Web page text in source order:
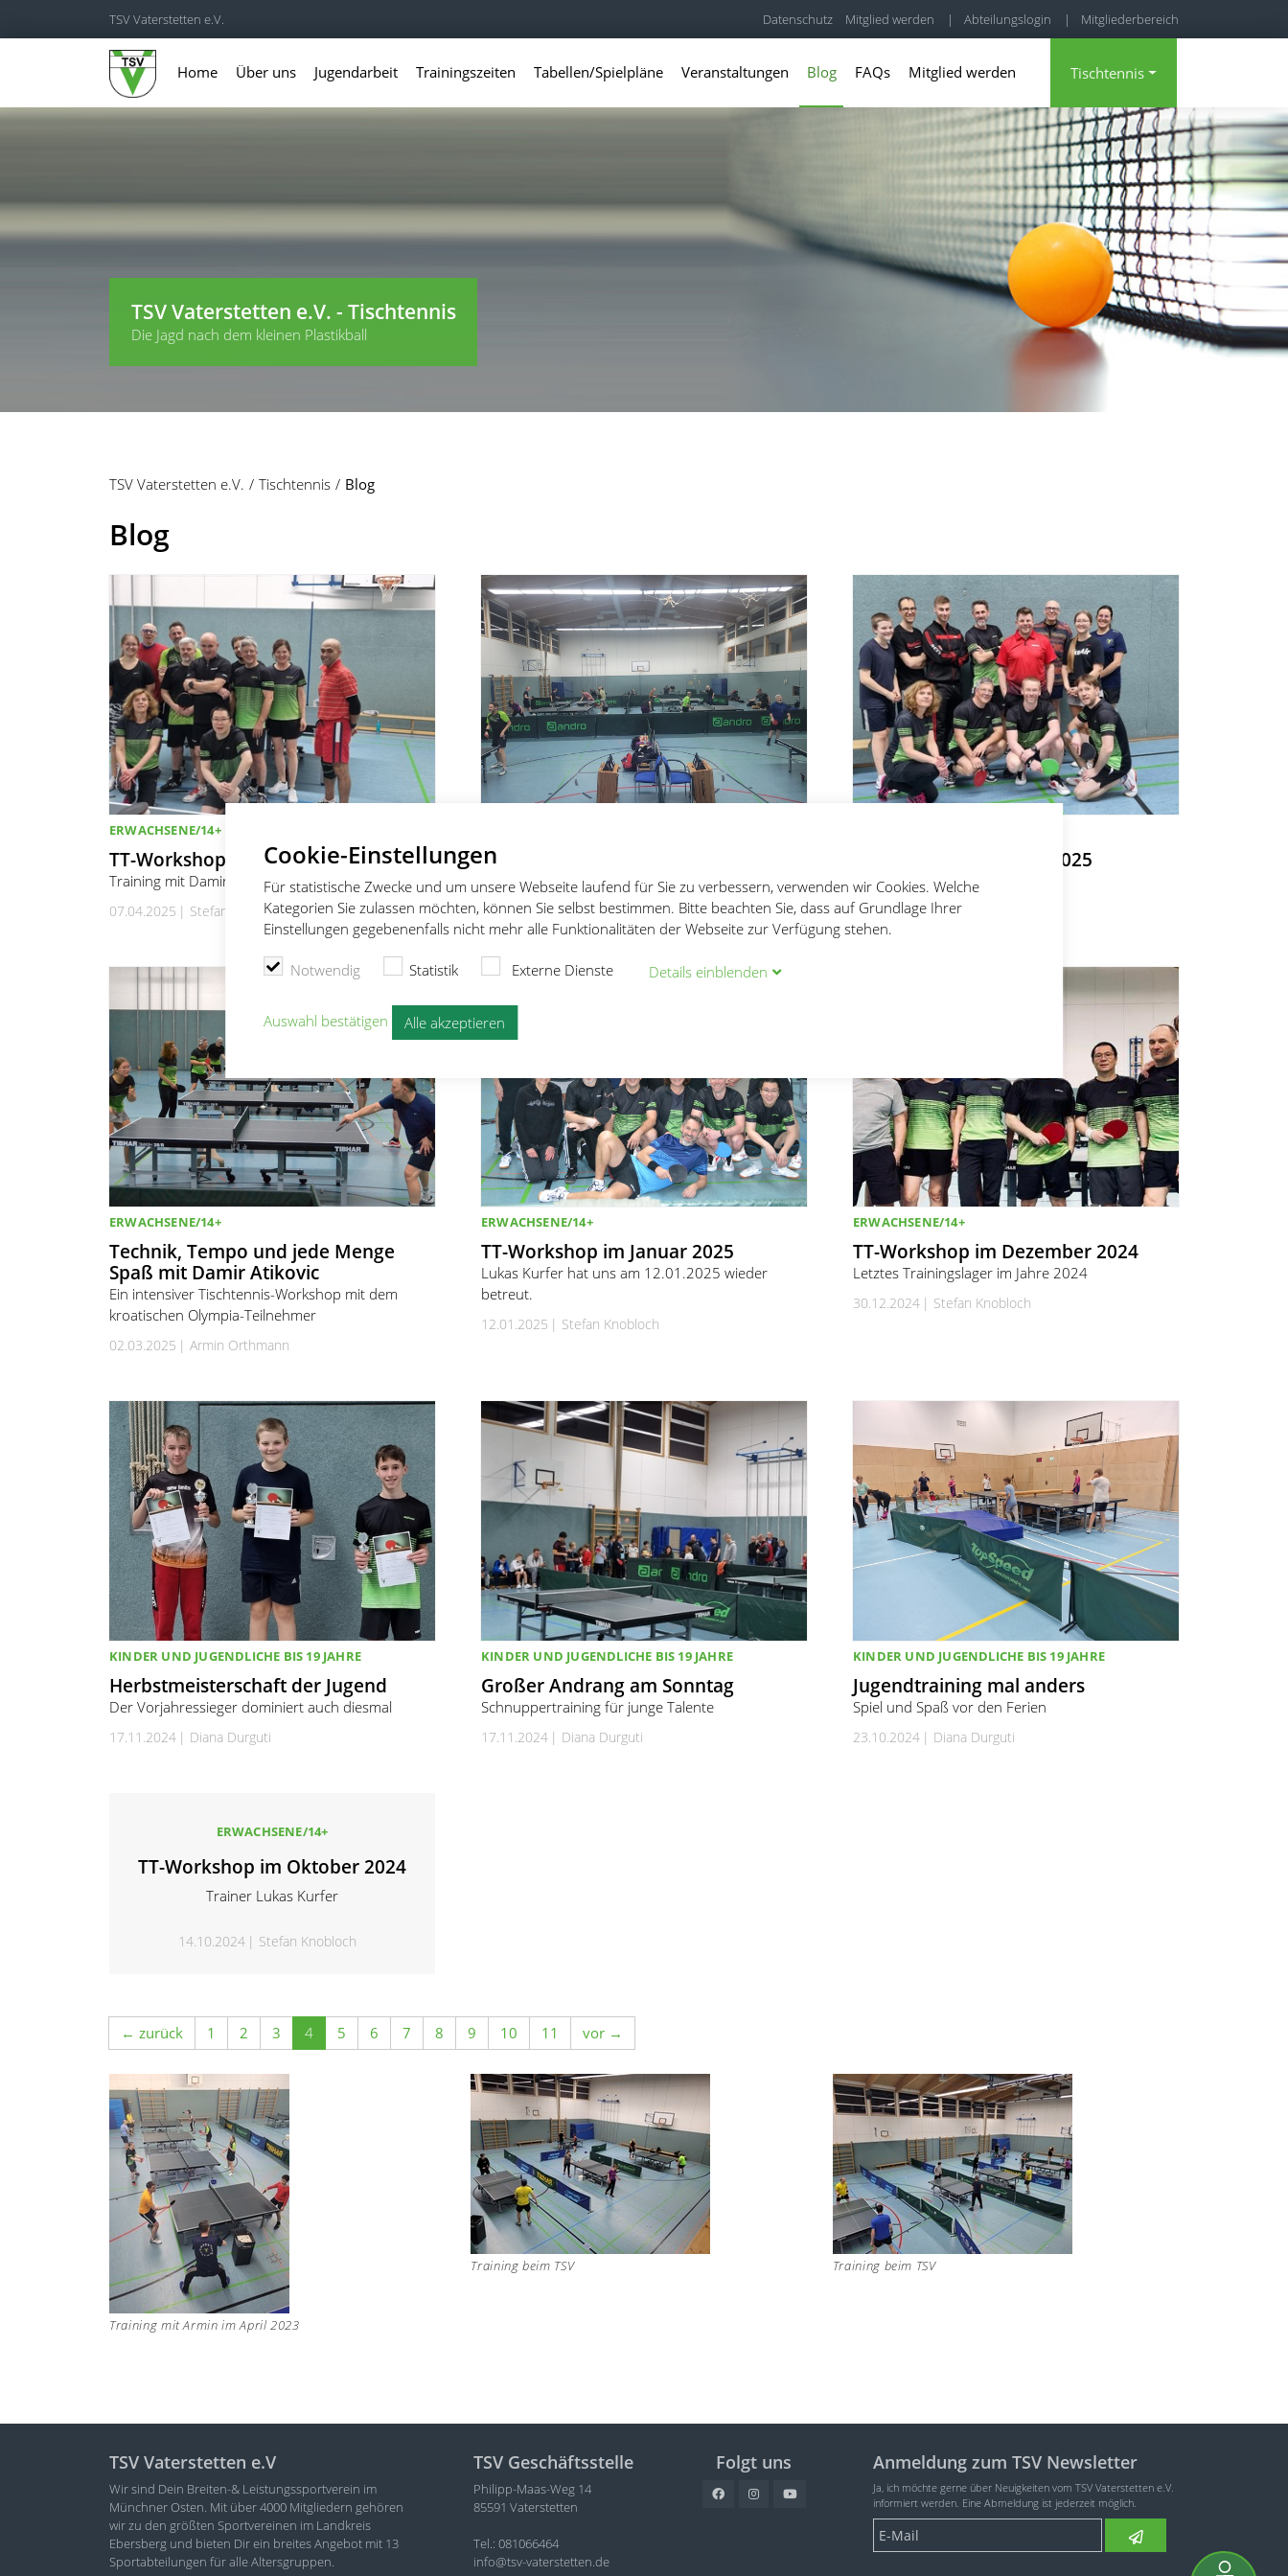
Cookie-Einstellungen
Für statistische Zwecke und um unsere Webseite laufend für Sie zu verbessern, verwenden wir Cookies. Welche
Kategorien Sie zulassen möchten, können Sie selbst bestimmen. Bitte beachten Sie, dass auf Grundlage Ihrer
Einstellungen gegebenenfalls nicht mehr alle Funktionalitäten der Webseite zur Verfügung stehen.
Notwendig Statistik Externe Dienste Details einblenden
Auswahl bestätigen Alle akzeptieren
TSV Vaterstetten e.V. Datenschutz Mitglied werden | Abteilungslogin | Mitgliederbereich
Home Über uns Jugendarbeit Trainingszeiten Tabellen/Spielpläne Veranstaltungen Blog FAQs Mitglied werden Tischtennis
TSV Vaterstetten e.V. - Tischtennis
Die Jagd nach dem kleinen Plastikball
TSV Vaterstetten e.V. Tischtennis Blog
Blog
ERWACHSENE/14+
TT-Workshop im April 2025
Training mit Damir Atikovic
07.04.2025 Stefan Knobloch
Doppelspieltag und Training
Hohe Sportlerdichte in der Halle
22.03.2025 Stefan Knobloch
TT-Workshop im März 2025
Training mit Lukas Kurfer
16.03.2025 Stefan Knobloch
ERWACHSENE/14+
Technik, Tempo und jede Menge
Spaß mit Damir Atikovic
Ein intensiver Tischtennis-Workshop mit dem
kroatischen Olympia-Teilnehmer
02.03.2025 Armin Orthmann
ERWACHSENE/14+
TT-Workshop im Januar 2025
Lukas Kurfer hat uns am 12.01.2025 wieder
betreut.
12.01.2025 Stefan Knobloch
ERWACHSENE/14+
TT-Workshop im Dezember 2024
Letztes Trainingslager im Jahre 2024
30.12.2024 Stefan Knobloch
KINDER UND JUGENDLICHE BIS 19 JAHRE
Herbstmeisterschaft der Jugend
Der Vorjahressieger dominiert auch diesmal
17.11.2024 Diana Durguti
KINDER UND JUGENDLICHE BIS 19 JAHRE
Großer Andrang am Sonntag
Schnuppertraining für junge Talente
17.11.2024 Diana Durguti
KINDER UND JUGENDLICHE BIS 19 JAHRE
Jugendtraining mal anders
Spiel und Spaß vor den Ferien
23.10.2024 Diana Durguti
ERWACHSENE/14+
TT-Workshop im Oktober 2024
Trainer Lukas Kurfer
14.10.2024 Stefan Knobloch
← zurück 1 2 3 4 5 6 7 8 9 10 11 vor →
Training mit Armin im April 2023
Training beim TSV Training beim TSV
TSV Vaterstetten e.V
Wir sind Dein Breiten-& Leistungssportverein im
Münchner Osten. Mit über 4000 Mitgliedern gehören
wir zu den größten Sportvereinen im Landkreis
Ebersberg und bieten Dir ein breites Angebot mit 13
Sportabteilungen für alle Altersgruppen.
TSV Geschäftsstelle
Philipp-Maas-Weg 14
85591 Vaterstetten
Tel.: 081066464
info@tsv-vaterstetten.de
Folgt uns Anmeldung zum TSV Newsletter
Ja, ich möchte gerne über Neuigkeiten vom TSV Vaterstetten e.V.
informiert werden. Eine Abmeldung ist jederzeit möglich.